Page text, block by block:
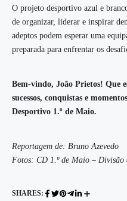
O projeto desportivo azul e
de organizar, liderar e inspirar
adeptos podem esperar uma
preparada para enfrentar os
Bem-vindo, João Prietos! Que
sucessos, conquistas e
Desportivo 1.º de Maio.
Reportagem de: Bruno Azevedo
Fotos: CD 1.º de Maio – Divisão
SHARES: